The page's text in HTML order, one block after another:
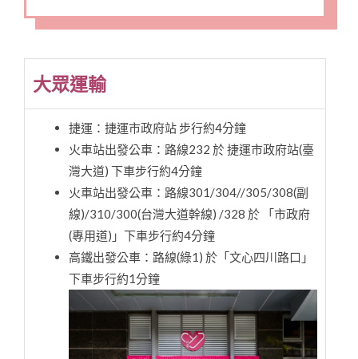
大眾運輸
捷運：捷運市政府站 步行約4分鐘
火車站出發公車：路線232 於 捷運市政府站(臺
灣大道) 下車步行約4分鐘
火車站出發公車：路線301/304//305/308(副
線)/310/300(台灣大道幹線) /328 於 「市政府
(專用道)」下車步行約4分鐘
高鐵出發公車：路線(綠1) 於「文心四川路口」
下車步行約1分鐘